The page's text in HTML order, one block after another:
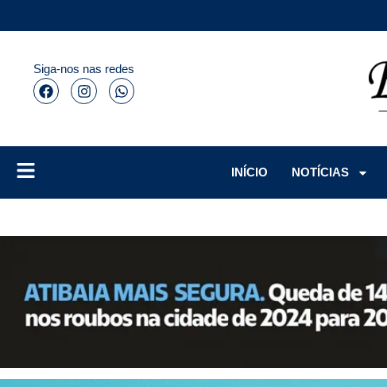
Siga-nos nas redes
INÍCIO
NOTÍCIAS